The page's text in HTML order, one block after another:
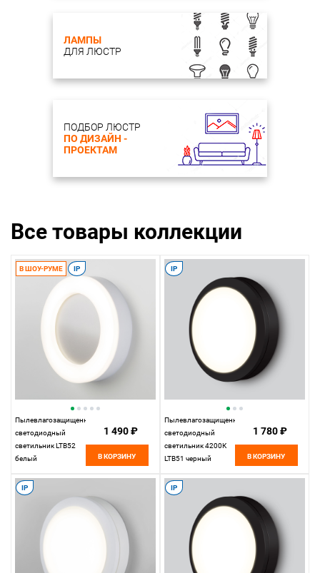
ЛАМПЫ
ДЛЯ ЛЮСТР
ПОДБОР ЛЮСТР
ПО ДИЗАЙН -
ПРОЕКТАМ
Все товары коллекции
В ШОУ-РУМЕ IP
Пылевлагозащищенный
светодиодный
светильник LTB52
белый
1 490 ₽
В КОРЗИНУ
IP
Пылевлагозащищенный
светодиодный
светильник 4200К
LTB51 черный
1 780 ₽
В КОРЗИНУ
IP IP